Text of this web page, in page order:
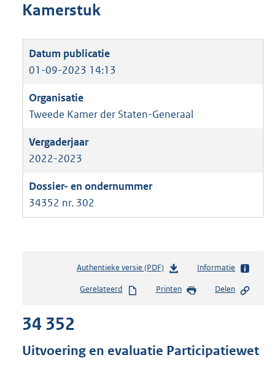
Kamerstuk
01-09-2023 14:13
Tweede Kamer der Staten-Generaal
2022-2023
34352 nr. 302
Authentieke versie (PDF)b
s
d
Informatie
Gerelateerd Printen Delen
34 352
Uitvoering en evaluatie Participatiewet